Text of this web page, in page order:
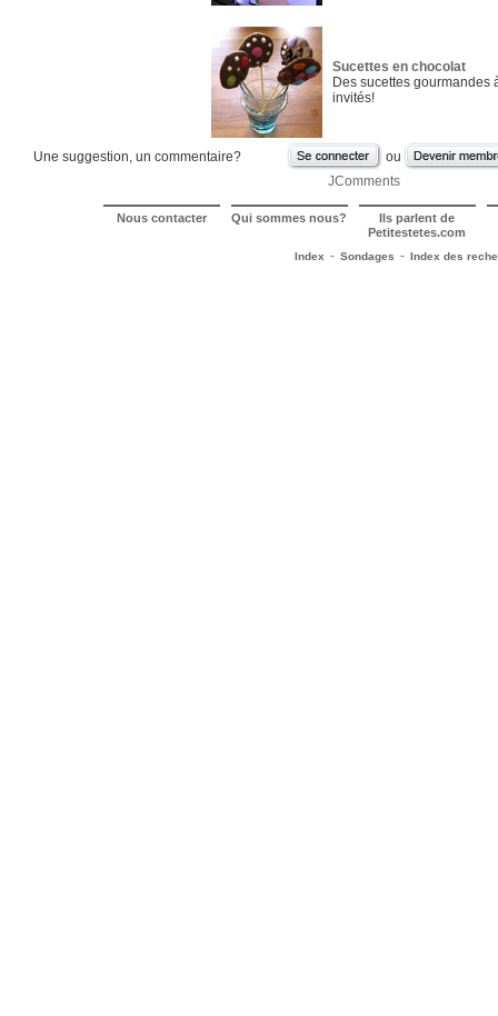
Sucettes en chocolat
Des sucettes gourmandes
invités!
Une suggestion, un commentaire?
ou
JComments
Nous contacter Qui sommes nous? Ils parlent de
Petitestetes.com
Index - Sondages - Index des